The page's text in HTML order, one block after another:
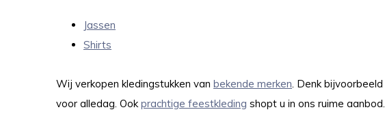
Jassen
Shirts
Wij verkopen kledingstukken van bekende merken . Denk
voor alledag. Ook prachtige feestkleding shopt u in ons ruime aanbod.